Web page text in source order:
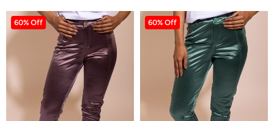
60% Off 60% Off